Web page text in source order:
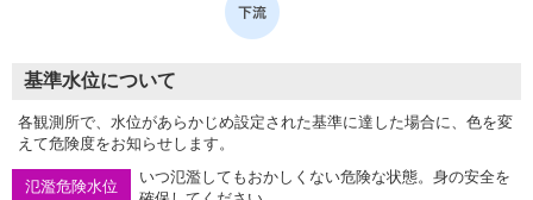
基準水位について
各観測所で、水位があらかじめ設定された基準に達した場合に、色を変
えて危険度をお知らせします。
氾濫危険水位
いつ氾濫してもおかしくない危険な状態。身の安全を